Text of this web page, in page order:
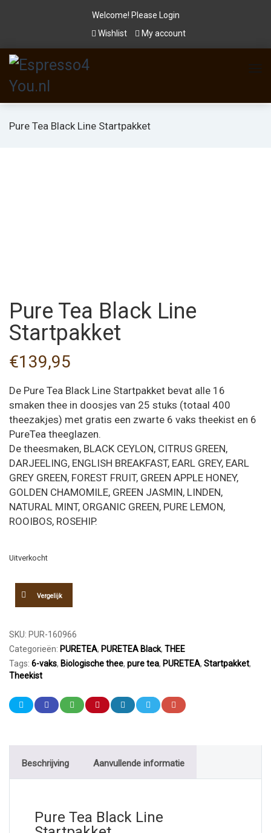
Welcome! Please
Login
Wishlist
My account
Pure Tea Black Line Startpakket
Pure Tea Black Line
Startpakket
€139,95
De Pure Tea Black Line Startpakket bevat alle 16
smaken thee in doosjes van 25 stuks (totaal 400
theezakjes) met gratis een zwarte 6 vaks theekist en 6
PureTea theeglazen.
De theesmaken, BLACK CEYLON, CITRUS GREEN,
DARJEELING, ENGLISH BREAKFAST, EARL GREY, EARL
GREY GREEN, FOREST FRUIT, GREEN APPLE HONEY,
GOLDEN CHAMOMILE, GREEN JASMIN, LINDEN,
NATURAL MINT, ORGANIC GREEN, PURE LEMON,
ROOIBOS, ROSEHIP.
Uitverkocht
Vergelijk
SKU: PUR-160966
Categorieën: PURETEA, PURETEA Black, THEE
Tags: 6-vaks, Biologische thee, pure tea, PURETEA, Startpakket,
Theekist
Beschrijving Aanvullende informatie
Pure Tea Black Line